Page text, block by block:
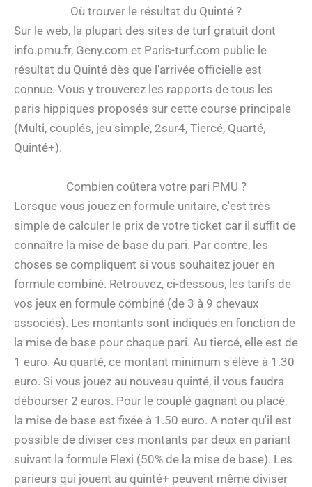
Où trouver le résultat du Quinté ?
Sur le web, la plupart des sites de turf gratuit dont
info.pmu.fr, Geny.com et Paris-turf.com publie le
résultat du Quinté dès que l'arrivée officielle est
connue. Vous y trouverez les rapports de tous les
paris hippiques proposés sur cette course principale
(Multi, couplés, jeu simple, 2sur4, Tiercé, Quarté,
Quinté+).
Combien coûtera votre pari PMU ?
Lorsque vous jouez en formule unitaire, c'est très
simple de calculer le prix de votre ticket car il suffit de
connaître la mise de base du pari. Par contre, les
choses se compliquent si vous souhaitez jouer en
formule combiné. Retrouvez, ci-dessous, les tarifs de
vos jeux en formule combiné (de 3 à 9 chevaux
associés). Les montants sont indiqués en fonction de
la mise de base pour chaque pari. Au tiercé, elle est de
1 euro. Au quarté, ce montant minimum s'élève à 1.30
euro. Si vous jouez au nouveau quinté, il vous faudra
débourser 2 euros. Pour le couplé gagnant ou placé,
la mise de base est fixée à 1.50 euro. A noter qu'il est
possible de diviser ces montants par deux en pariant
suivant la formule Flexi (50% de la mise de base). Les
parieurs qui jouent au quinté+ peuvent même diviser